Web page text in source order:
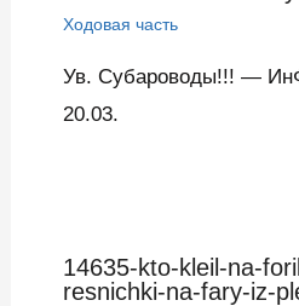
Ходовая часть
Ув. Субароводы!!! —
20.03.
14635-kto-kleil-na-
resnichki-na-fary-iz-